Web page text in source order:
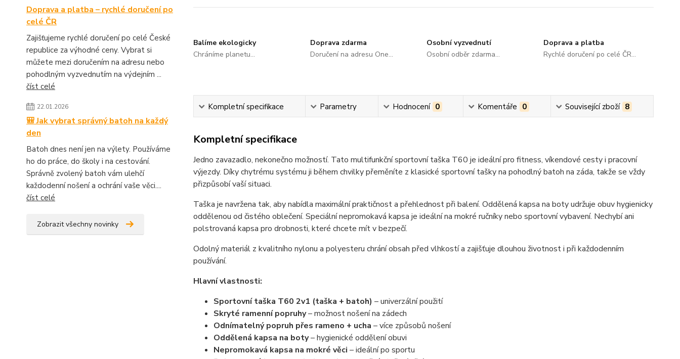
Doprava a platba – rychlé doručení po
celé ČR
Zajišťujeme rychlé doručení po celé České
republice za výhodné ceny. Vybrat si
můžete mezi doručením na adresu nebo
pohodlným vyzvednutím na výdejním ...
číst celé
22.01.2026
🎒 Jak vybrat správný batoh na každý
den
Batoh dnes není jen na výlety. Používáme
ho do práce, do školy i na cestování.
Správně zvolený batoh vám ulehčí
každodenní nošení a ochrání vaše věci....
číst celé
Zobrazit všechny novinky
Balíme ekologicky
Chráníme planetu...
Doprava zdarma
Doručení na adresu One...
Osobní vyzvednutí
Osobní odběr zdarma...
Doprava a platba
Rychlé doručení po celé ČR...
Kompletní specifikace Parametry Hodnocení 0 Komentáře 0 Související zboží 8
Kompletní specifikace
Jedno zavazadlo, nekonečno možností. Tato multifunkční sportovní taška T60 je ideální pro fitness, víkendové cesty i pracovní
výjezdy. Díky chytrému systému ji během chvilky přeměníte z klasické sportovní tašky na pohodlný batoh na záda, takže se vždy
přizpůsobí vaší situaci.
Taška je navržena tak, aby nabídla maximální praktičnost a přehlednost při balení. Oddělená kapsa na boty udržuje obuv hygienicky
oddělenou od čistého oblečení. Speciální nepromokavá kapsa je ideální na mokré ručníky nebo sportovní vybavení. Nechybí ani
polstrovaná kapsa pro drobnosti, které chcete mít v bezpečí.
Odolný materiál z kvalitního nylonu a polyesteru chrání obsah před vlhkostí a zajišťuje dlouhou životnost i při každodenním
používání.
Hlavní vlastnosti:
Sportovní taška T60 2v1 (taška + batoh) – univerzální použití
Skryté ramenní popruhy– možnost nošení na zádech
Odnímatelný popruh přes rameno + ucha – více způsobů nošení
Oddělená kapsa na boty– hygienické oddělení obuvi
Nepromokavá kapsa na mokré věci – ideální po sportu